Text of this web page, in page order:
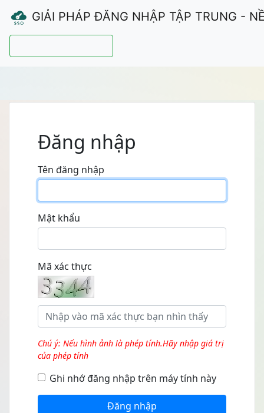
GIẢI PHÁP ĐĂNG NHẬP TẬP TRUNG -
Đăng nhập
Tên đăng nhập
Mật khẩu
Mã xác thực
Chú ý: Nếu hình ảnh là phép tính.Hãy nhập giá trị
của phép tính
Ghi nhớ đăng nhập trên máy tính này
Đăng nhập